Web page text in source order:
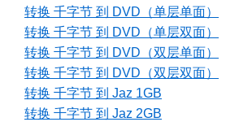
转换 千字节 到 DVD（单层单面）
转换 千字节 到 DVD（单层双面）
转换 千字节 到 DVD（双层单面）
转换 千字节 到 DVD（双层双面）
转换 千字节 到 Jaz 1GB
转换 千字节 到 Jaz 2GB